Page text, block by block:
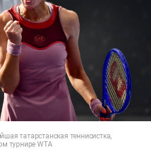
татарстанская теннисистка,
турнире WTA